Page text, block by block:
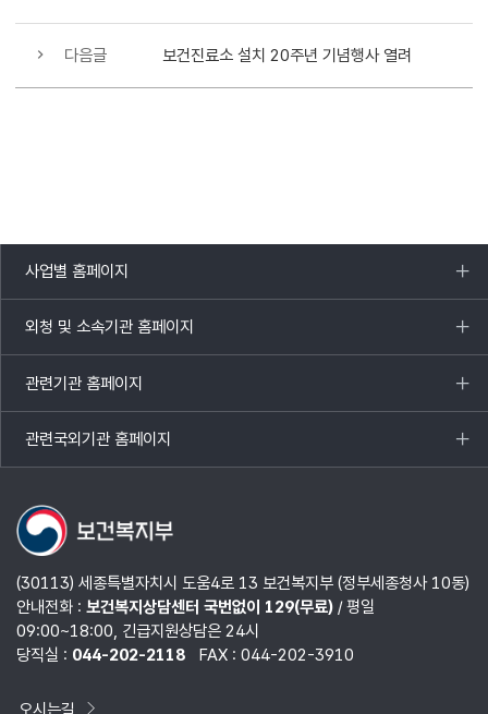
다음글 보건진료소 설치 20주년 기념행사 열려
사업별 홈페이지
목록
열기
외청 및 소속기관 홈페이지
목록
열기
관련기관 홈페이지
목록
열기
관련국외기관 홈페이지
목록
열기
(30113) 세종특별자치시 도움4로 13 보건복지부 (정부세종청사 10동)
안내전화 : 보건복지상담센터 국번없이 129(무료)/ 평일
09:00~18:00, 긴급지원상담은 24시
당직실 : 044-202-2118 FAX : 044-202-3910
오시는길